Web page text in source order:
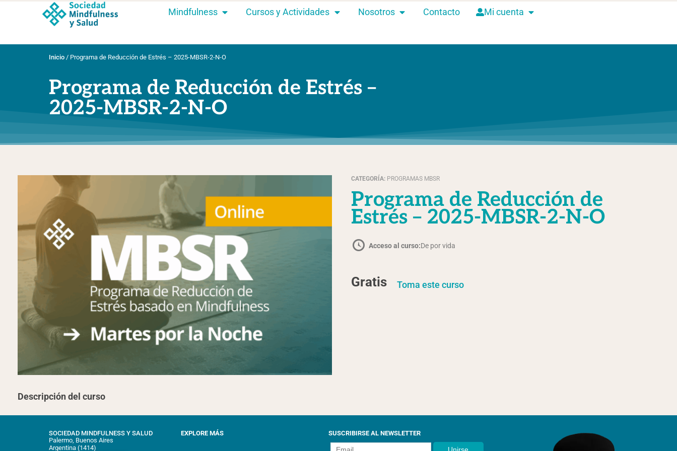
Mindfulness Cursos y Actividades Nosotros Contacto Mi cuenta
Inicio / Programa de Reducción de Estrés – 2025-MBSR-2-N-O
Programa de Reducción de Estrés –
2025-MBSR-2-N-O
CATEGORÍA: PROGRAMAS MBSR
Programa de Reducción de
Estrés – 2025-MBSR-2-N-O
Acceso al curso:De por vida
Gratis Toma este curso
Descripción del curso
SOCIEDAD MINDFULNESS Y SALUD
Palermo, Buenos Aires
Argentina (1414)
EXPLORE MÁS SUSCRIBIRSE AL NEWSLETTER